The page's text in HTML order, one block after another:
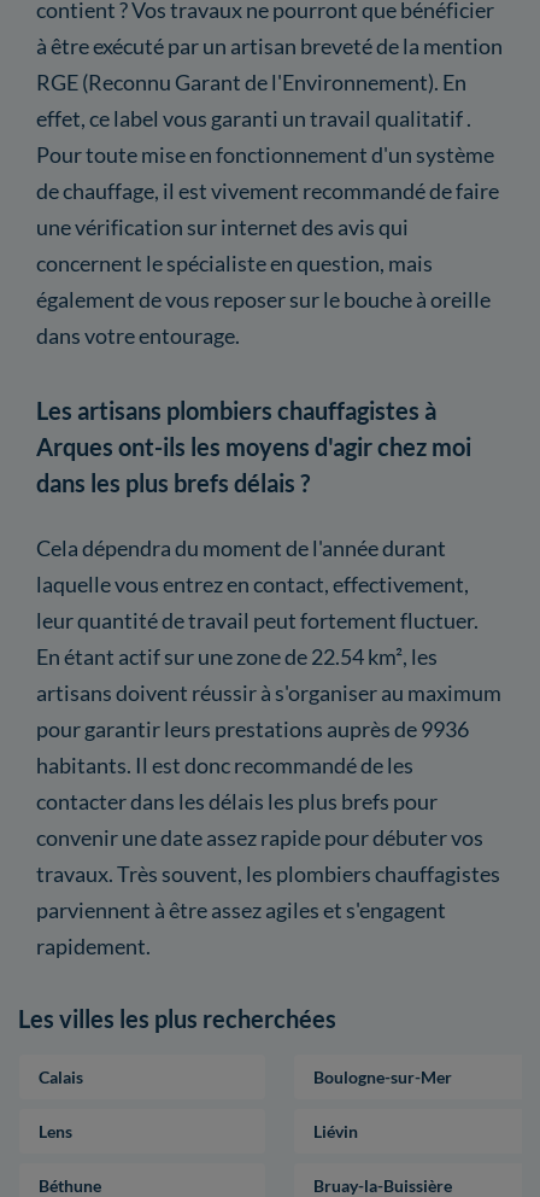
contient ? Vos travaux ne pourront que bénéficier
à être exécuté par un artisan breveté de la mention
RGE (Reconnu Garant de l'Environnement). En
effet, ce label vous garanti un travail qualitatif .
Pour toute mise en fonctionnement d'un système
de chauffage, il est vivement recommandé de faire
une vérification sur internet des avis qui
concernent le spécialiste en question, mais
également de vous reposer sur le bouche à oreille
dans votre entourage.
Les artisans plombiers chauffagistes à
Arques ont-ils les moyens d'agir chez moi
dans les plus brefs délais ?
Cela dépendra du moment de l'année durant
laquelle vous entrez en contact, effectivement,
leur quantité de travail peut fortement fluctuer.
En étant actif sur une zone de 22.54 km², les
artisans doivent réussir à s'organiser au maximum
pour garantir leurs prestations auprès de 9936
habitants. Il est donc recommandé de les
contacter dans les délais les plus brefs pour
convenir une date assez rapide pour débuter vos
travaux. Très souvent, les plombiers chauffagistes
parviennent à être assez agiles et s'engagent
rapidement.
Les villes les plus recherchées
Calais Boulogne-sur-Mer
Lens Liévin
Béthune Bruay-la-Buissière